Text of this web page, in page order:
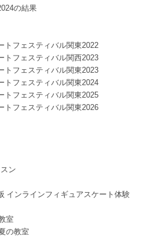
の結果
トフェスティバル関東2022
トフェスティバル関西2023
トフェスティバル関東2023
トフェスティバル関東2024
トフェスティバル関東2025
トフェスティバル関東2026
ン
インラインフィギュアスケート体験
室
の教室